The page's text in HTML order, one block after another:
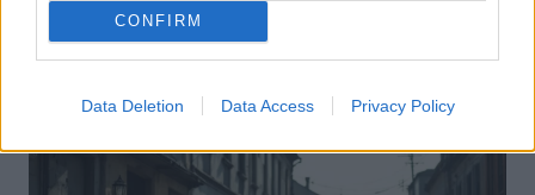
CONFIRM
Data Deletion Data Access Privacy Policy
Pourquoi le bouton start/stop disparaît
des voitures électriques